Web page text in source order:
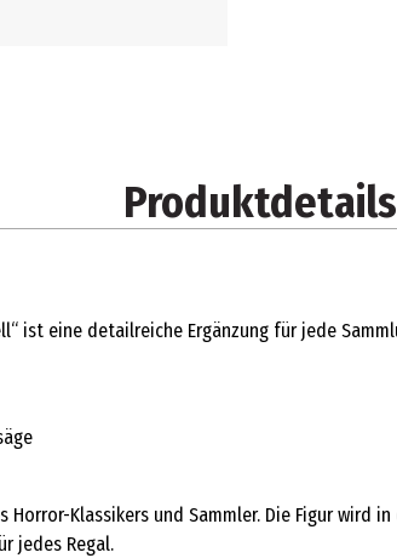
Produktdetails
ist eine detailreiche Ergänzung für jede
Klassikers und Sammler. Die Figur
jedes Regal.